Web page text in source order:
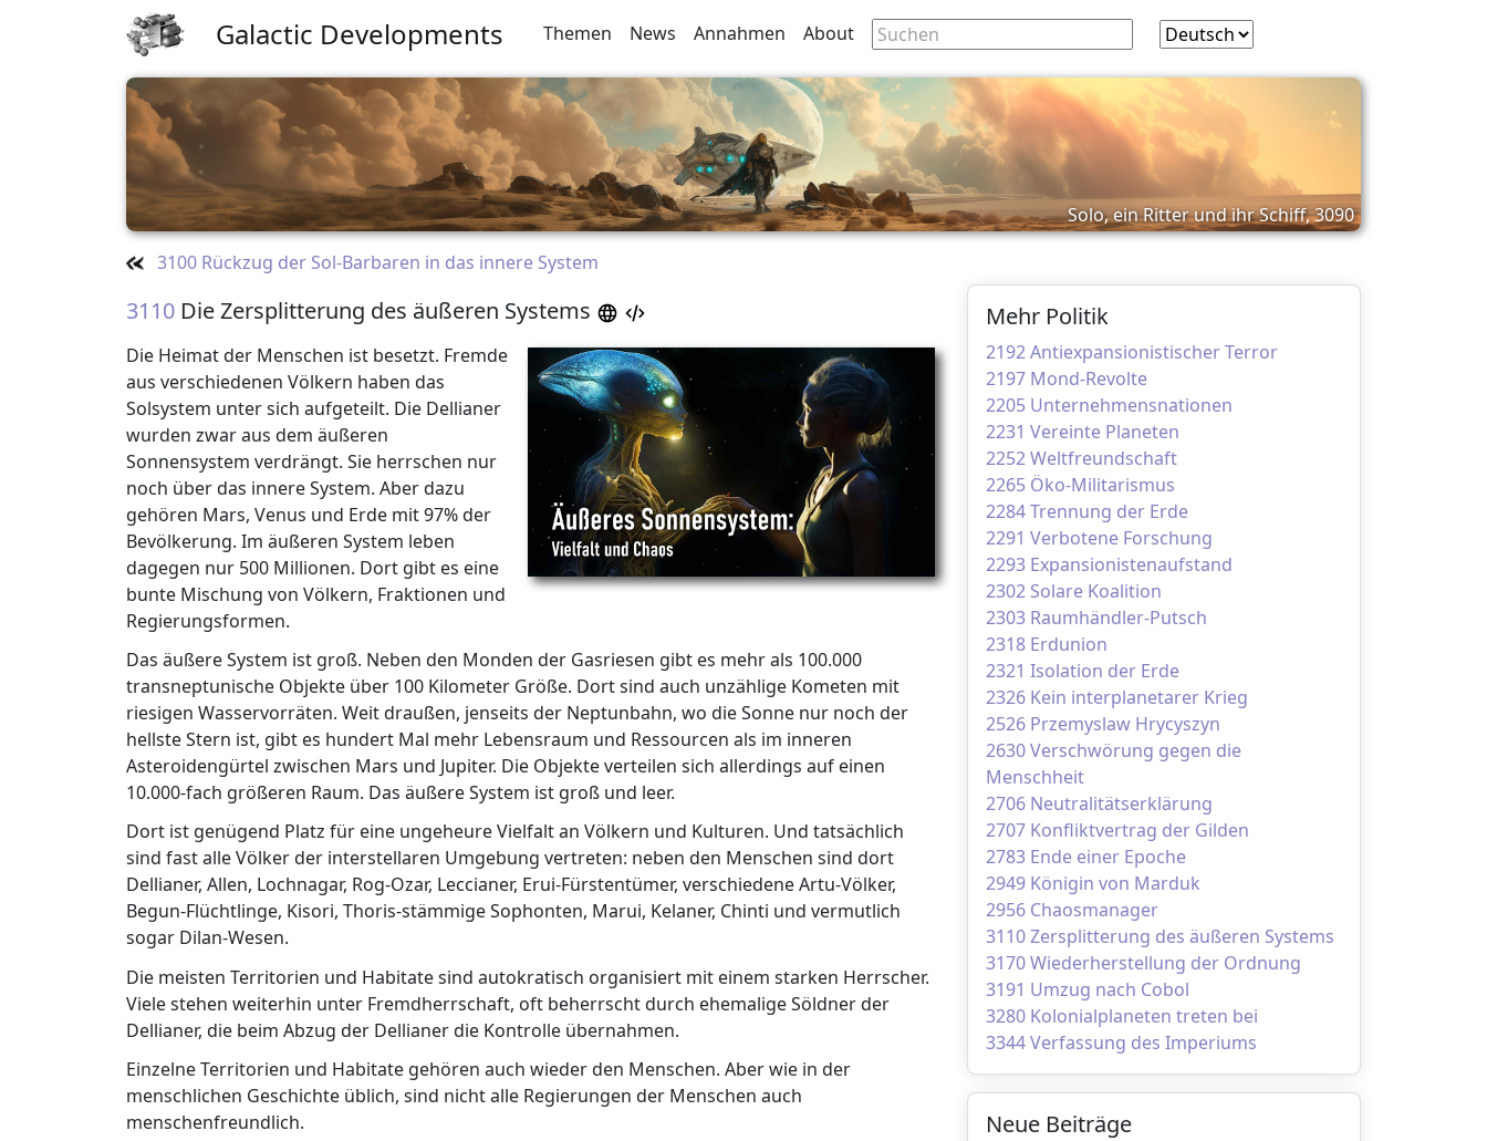
Galactic Developments Themen News Annahmen About
Solo, ein Ritter und ihr Schiff, 3090
3100 Rückzug der Sol-Barbaren in das innere System
3110 Die Zersplitterung des äußeren Systems
Die Heimat der Menschen ist besetzt. Fremde
aus verschiedenen Völkern haben das
Solsystem unter sich aufgeteilt. Die Dellianer
wurden zwar aus dem äußeren
Sonnensystem verdrängt. Sie herrschen nur
noch über das innere System. Aber dazu
gehören Mars, Venus und Erde mit 97% der
Bevölkerung. Im äußeren System leben
dagegen nur 500 Millionen. Dort gibt es eine
bunte Mischung von Völkern, Fraktionen und
Regierungsformen.
Das äußere System ist groß. Neben den Monden der Gasriesen gibt es mehr als 100.000
transneptunische Objekte über 100 Kilometer Größe. Dort sind auch unzählige Kometen mit
riesigen Wasservorräten. Weit draußen, jenseits der Neptunbahn, wo die Sonne nur noch der
hellste Stern ist, gibt es hundert Mal mehr Lebensraum und Ressourcen als im inneren
Asteroidengürtel zwischen Mars und Jupiter. Die Objekte verteilen sich allerdings auf einen
10.000-fach größeren Raum. Das äußere System ist groß und leer.
Dort ist genügend Platz für eine ungeheure Vielfalt an Völkern und Kulturen. Und tatsächlich
sind fast alle Völker der interstellaren Umgebung vertreten: neben den Menschen sind dort
Dellianer, Allen, Lochnagar, Rog-Ozar, Leccianer, Erui-Fürstentümer, verschiedene Artu-Völker,
Begun-Flüchtlinge, Kisori, Thoris-stämmige Sophonten, Marui, Kelaner, Chinti und vermutlich
sogar Dilan-Wesen.
Die meisten Territorien und Habitate sind autokratisch organisiert mit einem starken Herrscher.
Viele stehen weiterhin unter Fremdherrschaft, oft beherrscht durch ehemalige Söldner der
Dellianer, die beim Abzug der Dellianer die Kontrolle übernahmen.
Einzelne Territorien und Habitate gehören auch wieder den Menschen. Aber wie in der
menschlichen Geschichte üblich, sind nicht alle Regierungen der Menschen auch
menschenfreundlich.
Mehr Politik
2192 Antiexpansionistischer Terror
2197 Mond-Revolte
2205 Unternehmensnationen
2231 Vereinte Planeten
2252 Weltfreundschaft
2265 Öko-Militarismus
2284 Trennung der Erde
2291 Verbotene Forschung
2293 Expansionistenaufstand
2302 Solare Koalition
2303 Raumhändler-Putsch
2318 Erdunion
2321 Isolation der Erde
2326 Kein interplanetarer Krieg
2526 Przemyslaw Hrycyszyn
2630 Verschwörung gegen die
Menschheit
2706 Neutralitätserklärung
2707 Konfliktvertrag der Gilden
2783 Ende einer Epoche
2949 Königin von Marduk
2956 Chaosmanager
3110 Zersplitterung des äußeren Systems
3170 Wiederherstellung der Ordnung
3191 Umzug nach Cobol
3280 Kolonialplaneten treten bei
3344 Verfassung des Imperiums
Neue Beiträge